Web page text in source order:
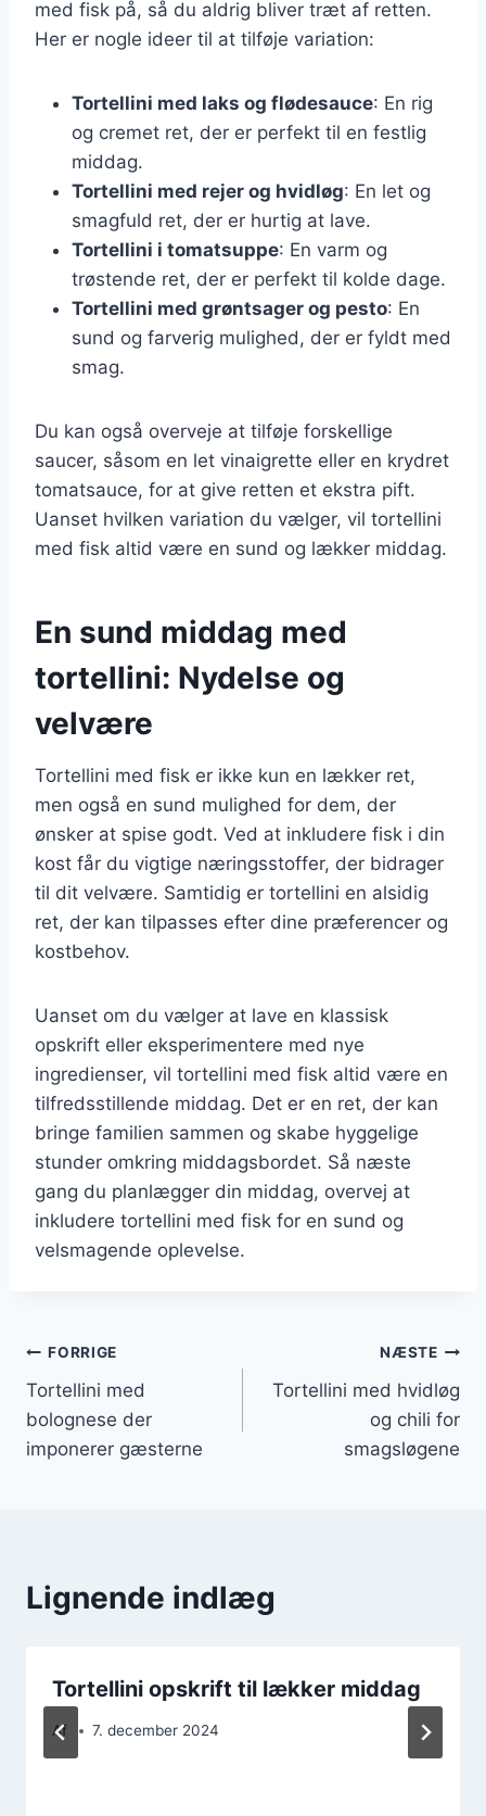
med fisk på, så du aldrig bliver træt af retten.
Her er nogle ideer til at tilføje variation:
Tortellini med laks og flødesauce: En rig
og cremet ret, der er perfekt til en festlig
middag.
Tortellini med rejer og hvidløg: En let og
smagfuld ret, der er hurtig at lave.
Tortellini i tomatsuppe: En varm og
trøstende ret, der er perfekt til kolde dage.
Tortellini med grøntsager og pesto: En
sund og farverig mulighed, der er fyldt med
smag.
Du kan også overveje at tilføje forskellige
saucer, såsom en let vinaigrette eller en krydret
tomatsauce, for at give retten et ekstra pift.
Uanset hvilken variation du vælger, vil tortellini
med fisk altid være en sund og lækker middag.
En sund middag med
tortellini: Nydelse og
velvære
Tortellini med fisk er ikke kun en lækker ret,
men også en sund mulighed for dem, der
ønsker at spise godt. Ved at inkludere fisk i din
kost får du vigtige næringsstoffer, der bidrager
til dit velvære. Samtidig er tortellini en alsidig
ret, der kan tilpasses efter dine præferencer og
kostbehov.
Uanset om du vælger at lave en klassisk
opskrift eller eksperimentere med nye
ingredienser, vil tortellini med fisk altid være en
tilfredsstillende middag. Det er en ret, der kan
bringe familien sammen og skabe hyggelige
stunder omkring middagsbordet. Så næste
gang du planlægger din middag, overvej at
inkludere tortellini med fisk for en sund og
velsmagende oplevelse.
Indlægsnavigation
FORRIGE
Tortellini med
bolognese der
imponerer gæsterne
NÆSTE
Tortellini med hvidløg
og chili for
smagsløgene
Lignende indlæg
Tortellini opskrift til lækker middag
Af 7. december 2024